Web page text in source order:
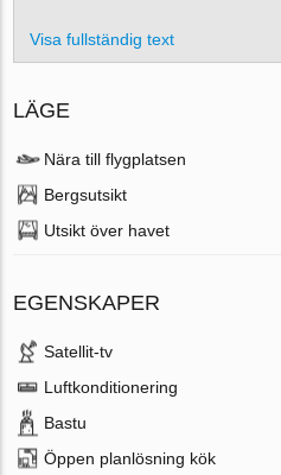
Visa fullständig text
LÄGE
Nära till flygplatsen
Bergsutsikt
Utsikt över havet
EGENSKAPER
Satellit-tv
Luftkonditionering
Bastu
Öppen planlösning kök